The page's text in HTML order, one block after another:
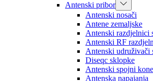
Antenski pribor
Antenski nosači
Antene zemaljske
Antenski razdjelnici
Antenski RF
Antenski udruživači
Diseqc sklopke
Antenski spojni
Antenska napajanja